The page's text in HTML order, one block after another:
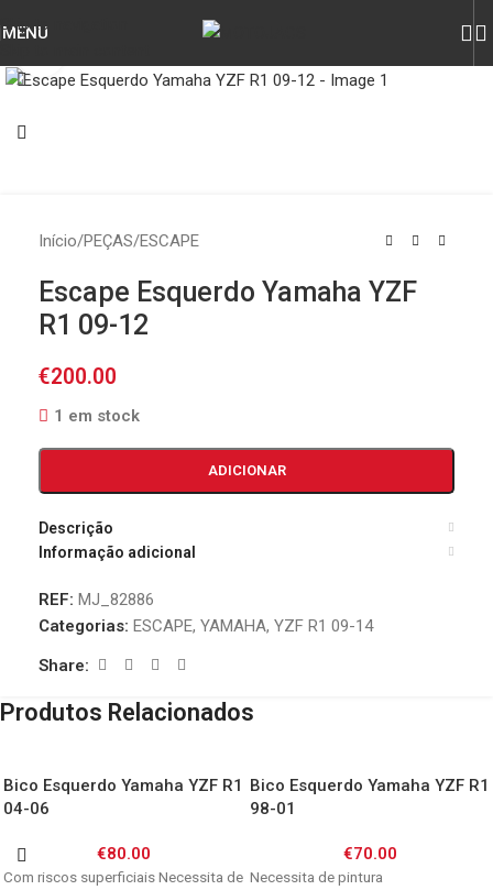
Skip to navigation
MENU
Início/PEÇAS/ESCAPE
Escape Esquerdo Yamaha YZF
R1 09-12
€200.00
1 em stock
ADICIONAR
Descrição
Informação adicional
REF: MJ_82886
Categorias: ESCAPE, YAMAHA, YZF R1 09-14
Share:
Produtos Relacionados
Bico Esquerdo Yamaha YZF R1
04-06
€80.00
Com riscos superficiais Necessita de
Bico Esquerdo Yamaha YZF R1
98-01
€70.00
Necessita de pintura